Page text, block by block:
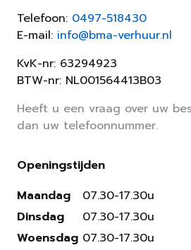
Telefoon: 0497-518430
E-mail: info@bma-verhuur.nl
KvK-nr: 63294923
BTW-nr: NL001564413B03
Heeft u een vraag over uw
dan uw telefoonnummer.
Openingstijden
Maandag
Dinsdag
Woensdag
07.30-17.30u
07.30-17.30u
07.30-17.30u